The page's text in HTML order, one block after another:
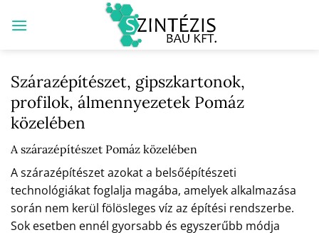
Szárazépítészet, gipszkartonok,
profilok, álmennyezetek Pomáz
közelében
A szárazépítészet Pomáz közelében
A szárazépítészet azokat a belsőépítészeti
technológiákat foglalja magába, amelyek alkalmazása
során nem kerül fölösleges víz az építési rendszerbe.
Sok esetben ennél gyorsabb és egyszerűbb módja